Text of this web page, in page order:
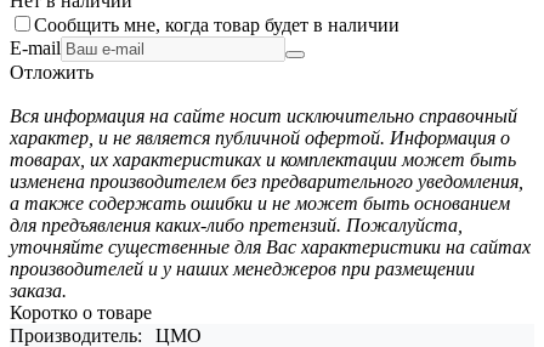
Сообщить мне, когда товар будет в наличии
E-mail
Отложить
Вся информация на сайте носит исключительно справочный
характер, и не является публичной офертой. Информация о
товарах, их характеристиках и комплектации может быть
изменена производителем без предварительного уведомления,
а также содержать ошибки и не может быть основанием
для предъявления каких-либо претензий. Пожалуйста,
уточняйте существенные для Вас характеристики на сайтах
производителей и у наших менеджеров при размещении
заказа.
Коротко о товаре
Производитель:
ЦМО